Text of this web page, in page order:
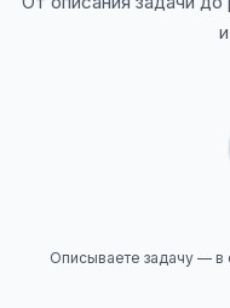
Описываете задачу —